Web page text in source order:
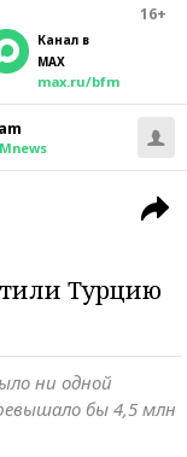
16+
Канал в
MAX
max.ru/bfm
Турцию
ни одной
бы 4,5 млн